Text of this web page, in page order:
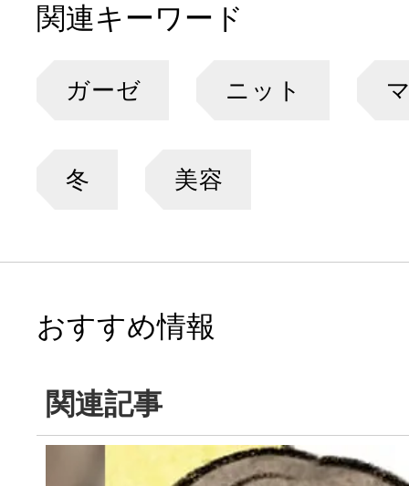
関連キーワード
ガーゼ ニット
冬 美容
おすすめ情報
関連記事